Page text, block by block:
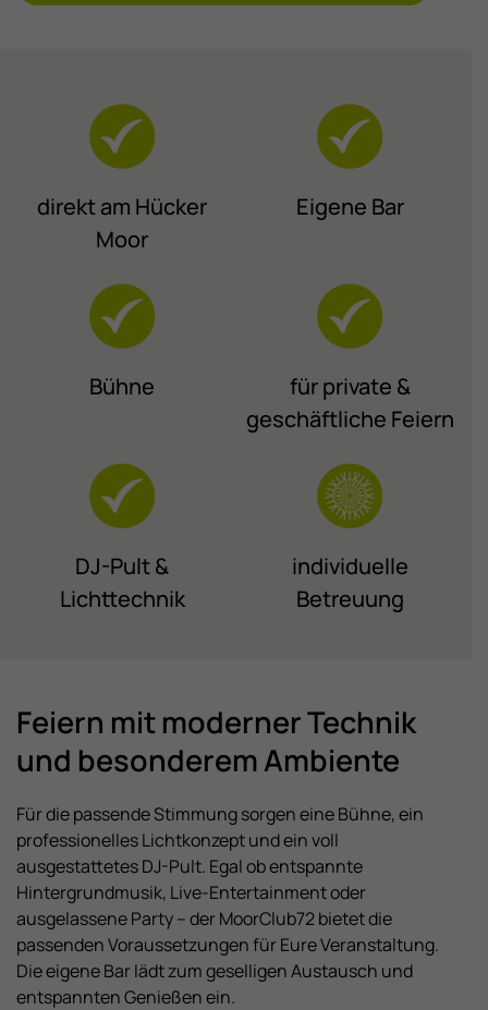
direkt am Hücker
Moor
Eigene Bar
Bühne
für private &
geschäftliche Feiern
DJ-Pult &
Lichttechnik
individuelle
Betreuung
Feiern mit moderner Technik
und besonderem Ambiente
Für die passende Stimmung sorgen eine Bühne, ein
professionelles Lichtkonzept und ein voll
ausgestattetes DJ-Pult. Egal ob entspannte
Hintergrundmusik, Live-Entertainment oder
ausgelassene Party – der MoorClub72 bietet die
passenden Voraussetzungen für Eure Veranstaltung.
Die eigene Bar lädt zum geselligen Austausch und
entspannten Genießen ein.